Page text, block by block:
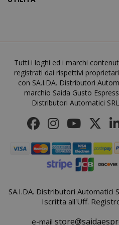
Tutti i loghi ed i marchi
registrati dai rispettivi
con SA.I.DA. Distributori
marchio Saida Gusto
Distributori Automatici
SA.I.DA. Distributori Automatici
Iscritta all'Uff.
e-mail
X-Magento-Vary